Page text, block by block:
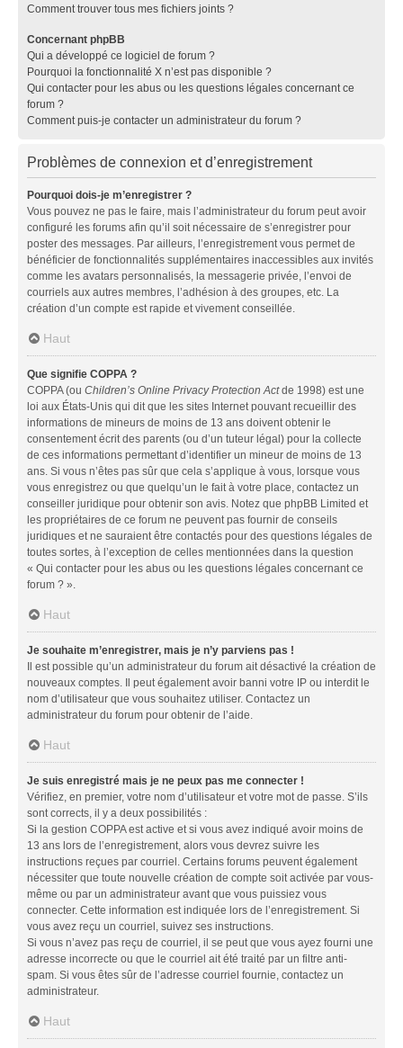
Comment trouver tous mes fichiers joints ?
Concernant phpBB
Qui a développé ce logiciel de forum ?
Pourquoi la fonctionnalité X n’est pas disponible ?
Qui contacter pour les abus ou les questions légales concernant ce
forum ?
Comment puis-je contacter un administrateur du forum ?
Problèmes de connexion et d’enregistrement
Pourquoi dois-je m’enregistrer ?
Vous pouvez ne pas le faire, mais l’administrateur du forum peut avoir
configuré les forums afin qu’il soit nécessaire de s’enregistrer pour
poster des messages. Par ailleurs, l’enregistrement vous permet de
bénéficier de fonctionnalités supplémentaires inaccessibles aux invités
comme les avatars personnalisés, la messagerie privée, l’envoi de
courriels aux autres membres, l’adhésion à des groupes, etc. La
création d’un compte est rapide et vivement conseillée.
Haut
Que signifie COPPA ?
COPPA (ou Children’s Online Privacy Protection Actde 1998) est une
loi aux États-Unis qui dit que les sites Internet pouvant recueillir des
informations de mineurs de moins de 13 ans doivent obtenir le
consentement écrit des parents (ou d’un tuteur légal) pour la collecte
de ces informations permettant d’identifier un mineur de moins de 13
ans. Si vous n’êtes pas sûr que cela s’applique à vous, lorsque vous
vous enregistrez ou que quelqu’un le fait à votre place, contactez un
conseiller juridique pour obtenir son avis. Notez que phpBB Limited et
les propriétaires de ce forum ne peuvent pas fournir de conseils
juridiques et ne sauraient être contactés pour des questions légales de
toutes sortes, à l’exception de celles mentionnées dans la question
« Qui contacter pour les abus ou les questions légales concernant ce
forum ? ».
Haut
Je souhaite m’enregistrer, mais je n’y parviens pas !
Il est possible qu’un administrateur du forum ait désactivé la création de
nouveaux comptes. Il peut également avoir banni votre IP ou interdit le
nom d’utilisateur que vous souhaitez utiliser. Contactez un
administrateur du forum pour obtenir de l’aide.
Haut
Je suis enregistré mais je ne peux pas me connecter !
Vérifiez, en premier, votre nom d’utilisateur et votre mot de passe. S’ils
sont corrects, il y a deux possibilités :
Si la gestion COPPA est active et si vous avez indiqué avoir moins de
13 ans lors de l’enregistrement, alors vous devrez suivre les
instructions reçues par courriel. Certains forums peuvent également
nécessiter que toute nouvelle création de compte soit activée par vous-
même ou par un administrateur avant que vous puissiez vous
connecter. Cette information est indiquée lors de l’enregistrement. Si
vous avez reçu un courriel, suivez ses instructions.
Si vous n’avez pas reçu de courriel, il se peut que vous ayez fourni une
adresse incorrecte ou que le courriel ait été traité par un filtre anti-
spam. Si vous êtes sûr de l’adresse courriel fournie, contactez un
administrateur.
Haut